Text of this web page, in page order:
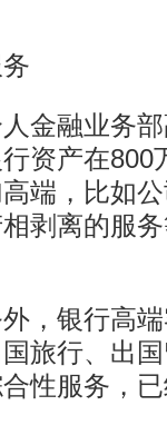
融业务部
资产在800
端，比如
剥离的服
银行高端
旅行、出
性服务，